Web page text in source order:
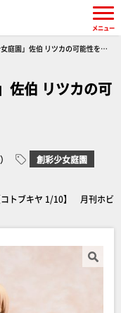
庭園」佐伯 リツカの可能性を広
佐伯 リツカの可
創彩少女庭園
コトブキヤ 1/10】 月刊ホビ
メニュー